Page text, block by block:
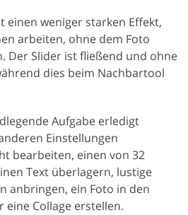
einen weniger starken Effekt,
arbeiten, ohne dem Foto
Der Slider ist fließend und ohne
dies beim Nachbartool
Aufgabe erledigt
Einstellungen
bearbeiten, einen von 32
Text überlagern, lustige
anbringen, ein Foto in den
eine Collage erstellen.